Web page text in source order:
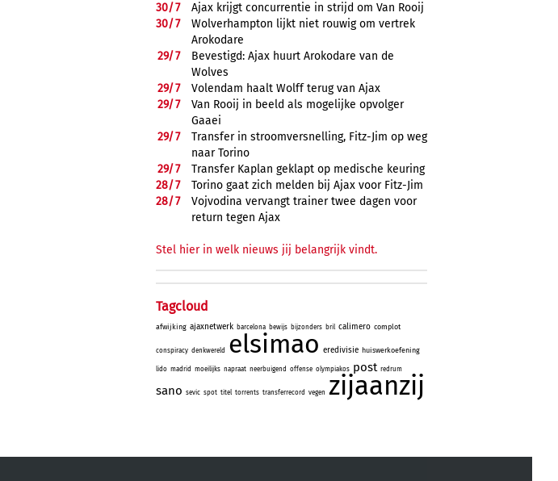
30/7
Ajax krijgt concurrentie in strijd om Van Rooij
30/7
Wolverhampton lijkt niet rouwig om vertrek
Arokodare
29/7
Bevestigd: Ajax huurt Arokodare van de
Wolves
29/7
Volendam haalt Wolff terug van Ajax
29/7
Van Rooij in beeld als mogelijke opvolger
Gaaei
29/7
Transfer in stroomversnelling, Fitz-Jim op weg
naar Torino
29/7
Transfer Kaplan geklapt op medische keuring
28/7
Torino gaat zich melden bij Ajax voor Fitz-Jim
28/7
Vojvodina vervangt trainer twee dagen voor
return tegen Ajax
Stel hier in welk nieuws jij belangrijk vindt.
Tagcloud
afwijking ajaxnetwerk barcelona bewijs bijzonders bril calimero complot
conspiracy denkwereld elsimao eredivisie huiswerkoefening
lido madrid moeilijks napraat neerbuigend offense olympiakos post redrum
sano sevic spot titel torrents transferrecord vegen zijaanzij